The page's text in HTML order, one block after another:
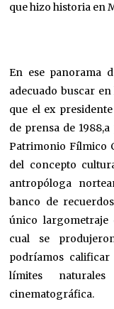
que hizo historia en
En ese panorama
adecuado buscar
que el ex
de prensa de
Patrimonio Fílmico
del concepto
antropóloga
banco de
único largometraje
cual se
podríamos
límites
cinematográfica.